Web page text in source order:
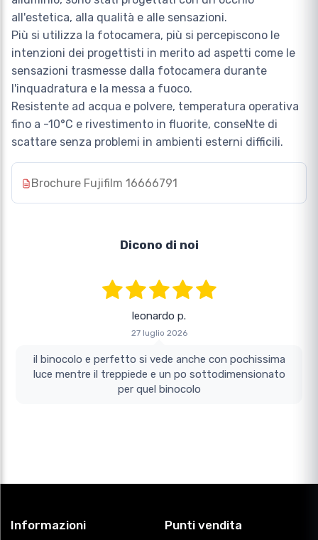
all'estetica, alla qualità e alle sensazioni.
Più si utilizza la fotocamera, più si percepiscono le
intenzioni dei progettisti in merito ad aspetti come le
sensazioni trasmesse dalla fotocamera durante
l'inquadratura e la messa a fuoco.
Resistente ad acqua e polvere, temperatura operativa
fino a -10°C e rivestimento in fluorite, conseNte di
scattare senza problemi in ambienti esterni difficili.
Brochure Fujifilm 16666791
Dicono di noi
leonardo p.
27 luglio 2026
il binocolo e perfetto si vede anche con pochissima
luce mentre il treppiede e un po sottodimensionato
per quel binocolo
Informazioni Punti vendita